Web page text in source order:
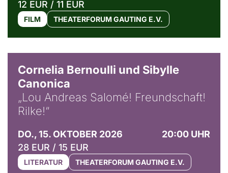
12 EUR / 11 EUR
FILM THEATERFORUM GAUTING E.V.
Cornelia Bernoulli und Sibylle
Canonica
„Lou Andreas Salomé! Freundschaft!
Rilke!“
DO., 15. OKTOBER 2026
20:00 UHR
28 EUR / 15 EUR
LITERATUR THEATERFORUM GAUTING E.V.